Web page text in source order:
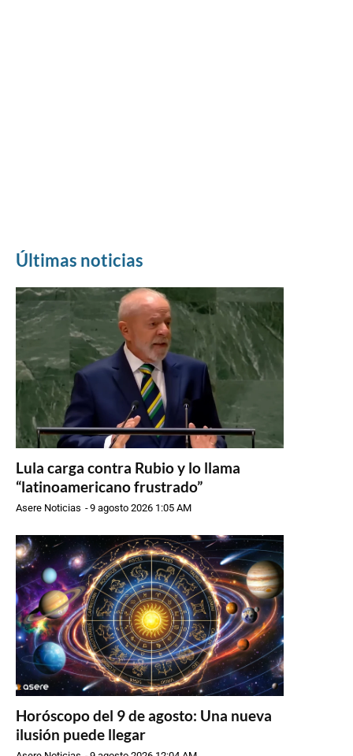
Últimas noticias
Lula carga contra Rubio y lo llama
“latinoamericano frustrado”
Asere Noticias -9 agosto 2026 1:05 AM
Horóscopo del 9 de agosto: Una nueva
ilusión puede llegar